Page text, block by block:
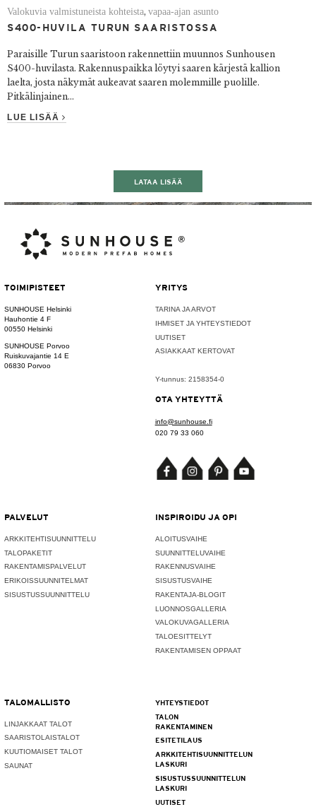
Valokuvia valmistuneista kohteista,vapaa-ajan asunto
S400-HUVILA TURUN SAARISTOSSA
Paraisille Turun saaristoon rakennettiin muunnos Sunhousen
S400-huvilasta. Rakennuspaikka löytyi saaren kärjestä kallion
laelta, josta näkymät aukeavat saaren molemmille puolille.
Pitkälinjainen...
LUE LISÄÄ
LATAA LISÄÄ
TOIMIPISTEET
SUNHOUSE Helsinki
Hauhontie 4 F
00550 Helsinki
SUNHOUSE Porvoo
Ruiskuvajantie 14 E
06830 Porvoo
YRITYS
TARINA JA ARVOT
IHMISET JA YHTEYSTIEDOT
UUTISET
ASIAKKAAT KERTOVAT
Y-tunnus: 2158354-0
OTA YHTEYTTÄ
info@sunhouse.fi
020 79 33 060
PALVELUT
ARKKITEHTISUUNNITTELU
TALOPAKETIT
RAKENTAMISPALVELUT
ERIKOISSUUNNITELMAT
SISUSTUSSUUNNITTELU
INSPIROIDU JA OPI
ALOITUSVAIHE
SUUNNITTELUVAIHE
RAKENNUSVAIHE
SISUSTUSVAIHE
RAKENTAJA-BLOGIT
LUONNOSGALLERIA
VALOKUVAGALLERIA
TALOESITTELYT
RAKENTAMISEN OPPAAT
TALOMALLISTO
LINJAKKAAT TALOT
SAARISTOLAISTALOT
KUUTIOMAISET TALOT
SAUNAT
YHTEYSTIEDOT
TALON
RAKENTAMINEN
ESITETILAUS
ARKKITEHTISUUNNITTELUN
LASKURI
SISUSTUSSUUNNITTELUN
LASKURI
UUTISET